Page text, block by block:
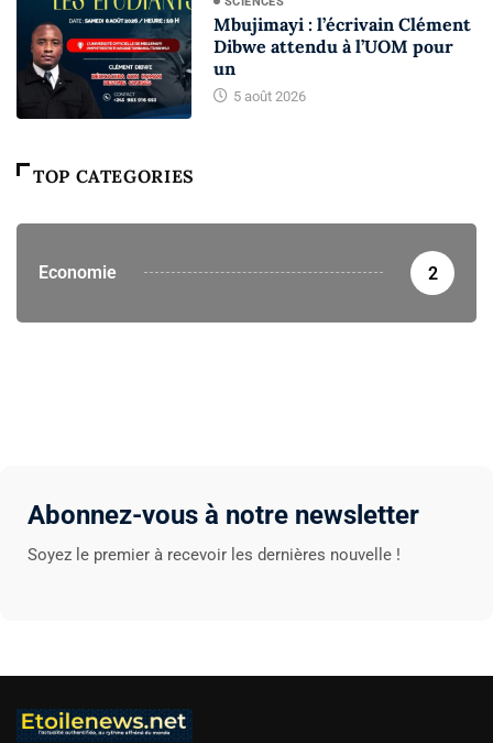
Mbujimayi : l’écrivain Clément
Dibwe attendu à l’UOM pour
un
5 août 2026
TOP CATEGORIES
Economie 2
Abonnez-vous à notre newsletter
Soyez le premier à recevoir les dernières nouvelle !